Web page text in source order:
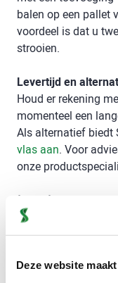
Deze website
balen op een pallet
voordeel is dat u
strooien.
Levertijd en
Houd er rekening
momenteel een
Als alternatief biedt
vlas aan. Voor
onze
Let op!Vanwege
momenteel alleen
afnemers van
gemalen tarwestro.